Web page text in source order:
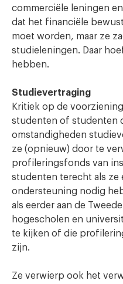
commerciële leningen
dat het financiële
moet worden, maar ze
studieleningen. Daar
hebben.
Studievertraging
Kritiek op de
studenten of studenten
omstandigheden
ze (opnieuw) door te
profileringsfonds van
studenten terecht als ze
ondersteuning nodig
als eerder aan de
hogescholen en
te kijken of die
zijn.
Ze verwierp ook het